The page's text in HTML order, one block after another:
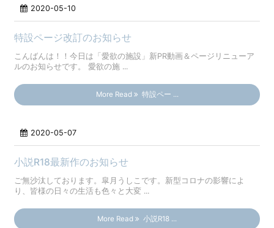
2020-05-10
特設ページ改訂のお知らせ
こんばんは！！今日は「愛欲の施設」新PR動画＆ページリニューア
ルのお知らせです。 愛欲の施 ...
More Read 特設ペー ...
2020-05-07
小説R18最新作のお知らせ
ご無沙汰しております。皐月うしこです。新型コロナの影響によ
り、皆様の日々の生活も色々と大変 ...
More Read 小説R18 ...